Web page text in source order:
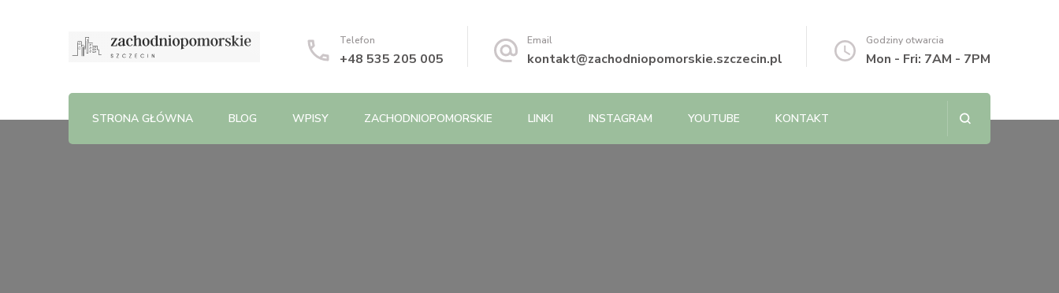
Telefon
+48 535 205 005
Email
kontakt@zachodniopomorskie.szczecin.pl
Godziny otwarcia
Mon - Fri: 7AM - 7PM
STRONA GŁÓWNA BLOG WPISY ZACHODNIOPOMORSKIE LINKI INSTAGRAM YOUTUBE KONTAKT